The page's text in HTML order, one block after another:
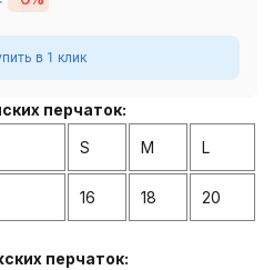
в 1 клик
перчаток:
S M L
16 18 20
перчаток: